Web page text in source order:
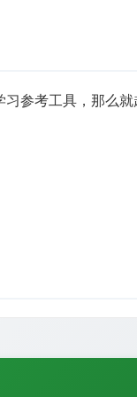
参考工具，那么